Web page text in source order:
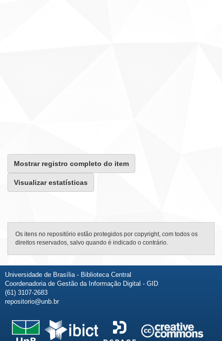
Mostrar registro completo do item
Visualizar estatísticas
Os itens no repositório estão protegidos por copyright, com todos os
direitos reservados, salvo quando é indicado o contrário.
Universidade de Brasília - Biblioteca Central
Coordenadoria de Gestão da Informação Digital - GID
(61) 3107-2683
repositorio@unb.br